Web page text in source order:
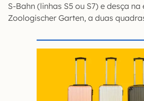
S-Bahn (linhas S5 ou S7) e desça na
Zoologischer Garten, a duas